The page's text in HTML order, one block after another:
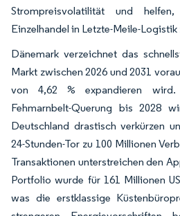
Strompreisvolatilität und
Einzelhandel in Letzte-Meile-Logistik
Dänemark verzeichnet das
Markt zwischen 2026 und 2031
von 4,62 % expandieren
Fehmarnbelt-Querung bis 2028
Deutschland drastisch verkürzen
24-Stunden-Tor zu 100 Millionen
Transaktionen unterstreichen den
Portfolio wurde für 161 Millionen
was die erstklassige